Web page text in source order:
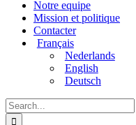
Notre equipe
Mission et politique
Contacter
Français
Nederlands
English
Deutsch
Search
for: